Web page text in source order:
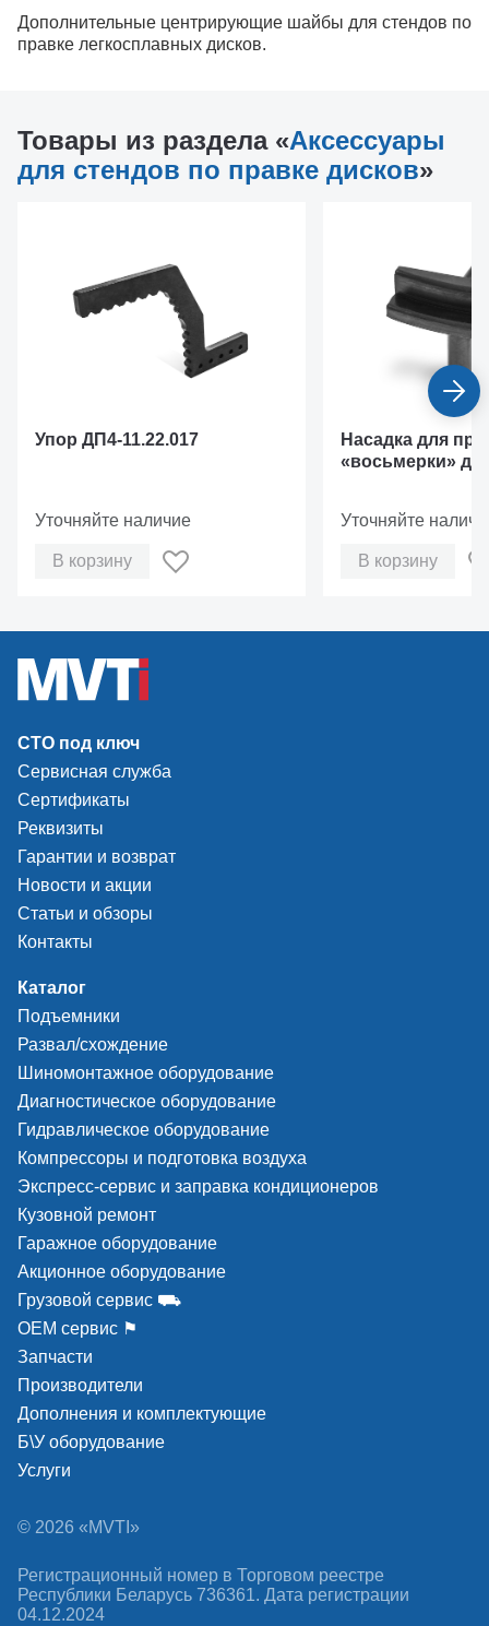
Дополнительные центрирующие шайбы для стендов по
правке легкосплавных дисков.
Товары из раздела «Аксессуары
для стендов по правке дисков»
Упор ДП4-11.22.017
Уточняйте наличие
В корзину
Насадка для
«восьмерки»
Уточняйте
В корзину
СТО под ключ
Сервисная служба
Сертификаты
Реквизиты
Гарантии и возврат
Новости и акции
Статьи и обзоры
Контакты
Каталог
Подъемники
Развал/схождение
Шиномонтажное оборудование
Диагностическое оборудование
Гидравлическое оборудование
Компрессоры и подготовка воздуха
Экспресс-сервис и заправка кондиционеров
Кузовной ремонт
Гаражное оборудование
Акционное оборудование
Грузовой сервис ⛟
ОЕМ сервис ⚑
Запчасти
Производители
Дополнения и комплектующие
Б\У оборудование
Услуги
© 2026 «MVTI»
Регистрационный номер в Торговом реестре
Республики Беларусь 736361. Дата регистрации
04.12.2024